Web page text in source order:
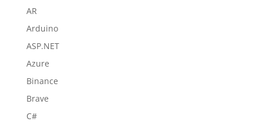
AR
Arduino
ASP.NET
Azure
Binance
Brave
C#